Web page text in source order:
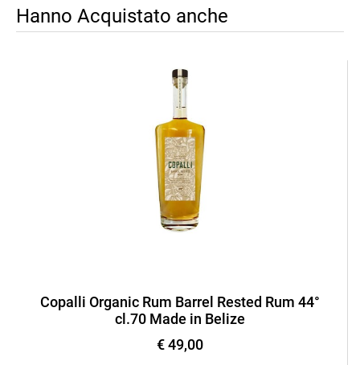
Hanno Acquistato anche
Copalli Organic Rum Barrel Rested Rum 44°
cl.70 Made in Belize
€ 49,00